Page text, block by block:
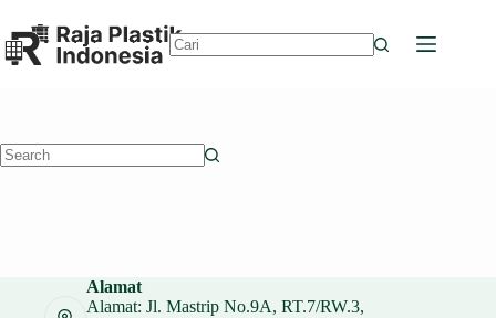
to
content
Alamat
Alamat: Jl. Mastrip No.9A, RT.7/RW.3,